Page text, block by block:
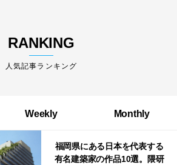
RANKING
人気記事ランキング
Weekly Monthly
福岡県にある日本を代表する
有名建築家の作品10選。隈研